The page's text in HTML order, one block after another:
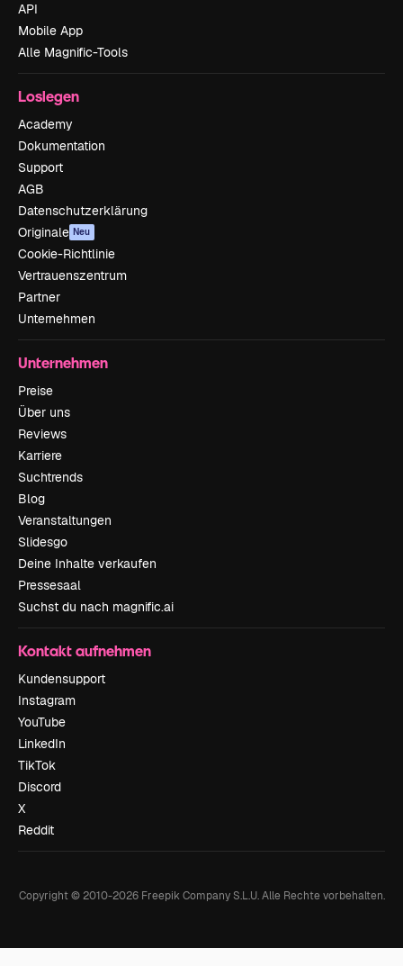
API
Mobile App
Alle Magnific-Tools
Loslegen
Academy
Dokumentation
Support
AGB
Datenschutzerklärung
Originale Neu
Cookie-Richtlinie
Vertrauenszentrum
Partner
Unternehmen
Unternehmen
Preise
Über uns
Reviews
Karriere
Suchtrends
Blog
Veranstaltungen
Slidesgo
Deine Inhalte verkaufen
Pressesaal
Suchst du nach magnific.ai
Kontakt aufnehmen
Kundensupport
Instagram
YouTube
LinkedIn
TikTok
Discord
X
Reddit
Copyright © 2010-2026Freepik Company S.L.U. Alle Rechte vorbehalten.